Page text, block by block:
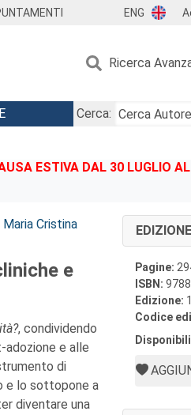
ENG
Ricerca
Cerca:
ESTIVA DAL 30 LUGLIO
Maria Cristina
e
, condividendo
e alle
di
e lo sottopone a
diventare una
Pagine:
ISBN:
Edizione: 1
Codice